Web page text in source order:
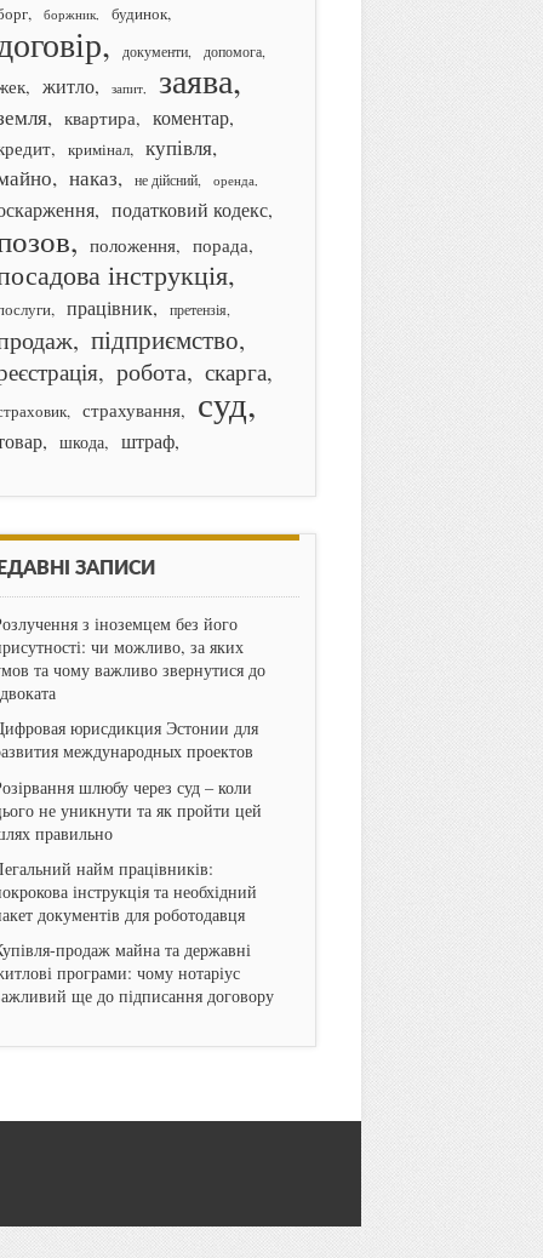
боржник будинок
документи допомога
житло запит заява
квартира коментар
кримінал
купівля
наказ не дійсний оренда
податковий кодекс
положення порада
інструкція
працівник претензія
підприємство
робота скарга
страхування суд
шкода штраф
ЗАПИСИ
з іноземцем без його
чи можливо, за яких
та чому важливо звернутися до
юрисдикция Эстонии для
международных проектов
шлюбу через суд – коли
не уникнути та як пройти цей
правильно
найм працівників:
інструкція та необхідний
документів для роботодавця
продаж майна та державні
програми: чому нотаріус
ще до підписання договору